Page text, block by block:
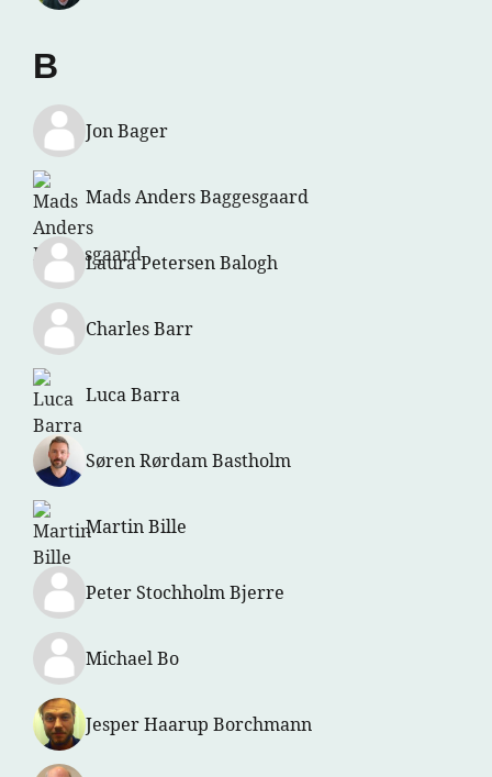
B
Jon Bager
Mads Anders Baggesgaard
Laura Petersen Balogh
Charles Barr
Luca Barra
Søren Rørdam Bastholm
Martin Bille
Peter Stochholm Bjerre
Michael Bo
Jesper Haarup Borchmann